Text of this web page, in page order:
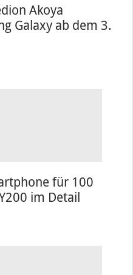
Akoya
Galaxy ab dem 3.
für 100
im Detail